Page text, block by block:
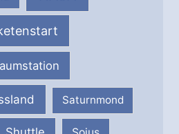
Saturnmond